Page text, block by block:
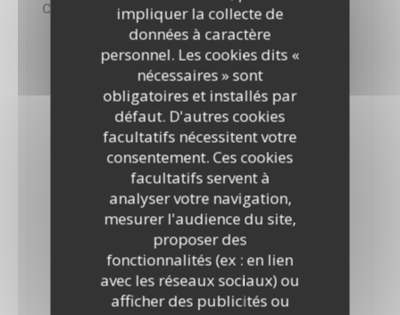
impliquer la collecte de
données à caractère
personnel. Les cookies dits «
nécessaires » sont
obligatoires et installés par
défaut. D'autres cookies
facultatifs nécessitent votre
consentement. Ces cookies
facultatifs servent à
analyser votre navigation,
mesurer l'audience du site,
proposer des
fonctionnalités (ex : en lien
avec les réseaux sociaux) ou
afficher des publicités ou
Champignons des Bois
Pormonier de Savoie et Risotto de Crozets
Gateau de Savoie et Crème Anglaise au Génépi
Déjeuner du vendredi 6 février
Thème autour des spécialités du Nord de la France
15,00 EUR
Ficelle Picarde
Welsh ou Carbonade
Assiette Gourmande